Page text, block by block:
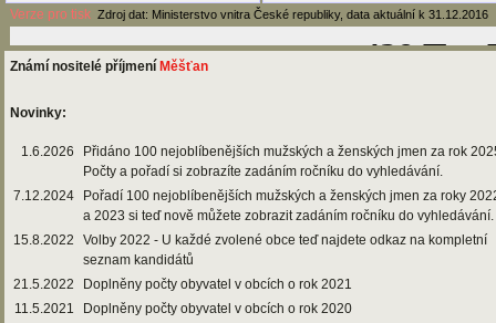
Verze pro tisk Zdroj dat: Ministerstvo vnitra České republiky, data aktuální k 31.12.2016
Známí nositelé příjmení Měšťan
Novinky:
1.6.2026
Přidáno 100 nejoblíbenějších mužských a ženských jmen za rok
Počty a pořadí si zobrazíte zadáním ročníku do vyhledávání.
7.12.2024
Pořadí 100 nejoblíbenějších mužských a ženských jmen za roky
a 2023 si teď nově můžete zobrazit zadáním ročníku do vyhledávání.
15.8.2022
Volby 2022 - U každé zvolené obce teď najdete odkaz na kompletní
seznam kandidátů
21.5.2022
Doplněny počty obyvatel v obcích o rok 2021
11.5.2021
Doplněny počty obyvatel v obcích o rok 2020